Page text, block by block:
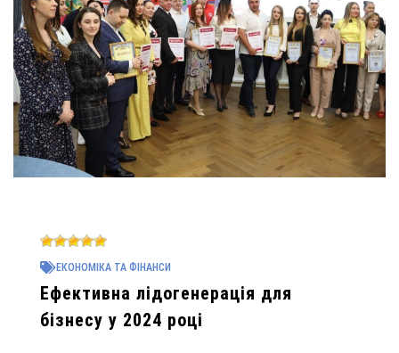
ЕКОНОМІКА ТА ФІНАНСИ
Ефективна лідогенерація для
бізнесу у 2024 році